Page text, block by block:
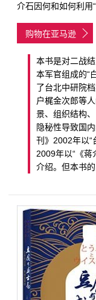
介石因何和如何利用
购物在亚马逊
本书是对二战
本军官组成的“
了台北中研院
户梶金次郎等
景、组织结构
隐秘性导致国
刊》2002年以“
2009年以“《蒋
介绍。但本书